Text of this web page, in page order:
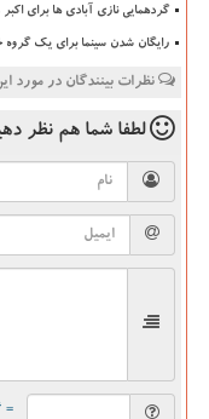
گردهمایی نازی آبادی ها برای
رایگان شدن سینما برای یک
نظرات بینندگان در مورد
لطفا شما هم نظر
= ۴ بعلاوه ۳